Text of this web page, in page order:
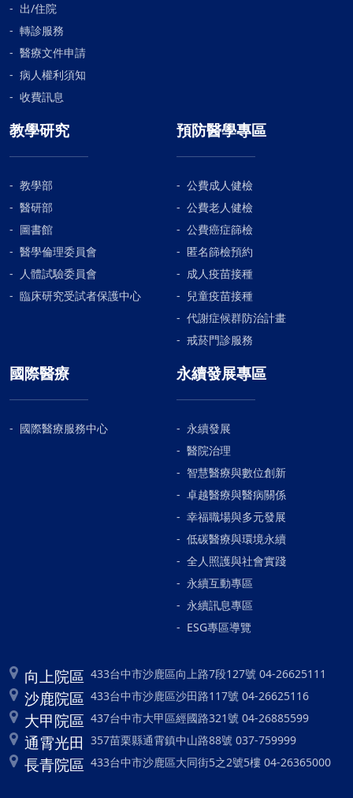
出/住院
轉診服務
醫療文件申請
病人權利須知
收費訊息
教學研究
教學部
醫研部
圖書館
醫學倫理委員會
人體試驗委員會
臨床研究受試者保護中心
預防醫學專區
公費成人健檢
公費老人健檢
公費癌症篩檢
匿名篩檢預約
成人疫苗接種
兒童疫苗接種
代謝症候群防治計畫
戒菸門診服務
國際醫療
國際醫療服務中心
永續發展專區
永續發展
醫院治理
智慧醫療與數位創新
卓越醫療與醫病關係
幸福職場與多元發展
低碳醫療與環境永續
全人照護與社會實踐
永續互動專區
永續訊息專區
ESG專區導覽
向上院區 433台中市沙鹿區向上路7段127號 04-26625111
沙鹿院區 433台中市沙鹿區沙田路117號 04-26625116
大甲院區 437台中市大甲區經國路321號 04-26885599
通霄光田 357苗栗縣通霄鎮中山路88號 037-759999
長青院區 433台中市沙鹿區大同街5之2號5樓 04-26365000